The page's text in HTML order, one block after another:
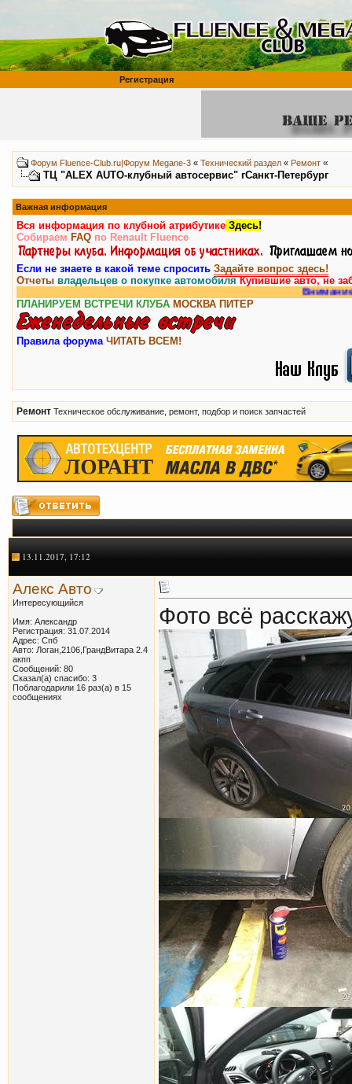
Регистрация
Форум Fluence-Club.ru|Форум Megane-3 « Технический раздел « Ремонт «
ТЦ "ALEX AUTO-клубный автосервис" гСанкт-Петербург
Важная информация
Вся информация по клубной атрибутике Здесь!
Собираем FAQ по Renault Fluence
Если не знаете в какой теме спросить Задайте вопрос здесь!
Отчеты владельцев о покупке автомобиляКупившие авто, не
Внимание, у нас есть
ПЛАНИРУЕМ ВСТРЕЧИ КЛУБА МОСКВА ПИТЕР
Правила форума ЧИТАТЬ ВСЕМ!
Ремонт Техническое обслуживание, ремонт, подбор и поиск запчастей
13.11.2017, 17:12
Алекс Авто
Интересующийся
Имя: Александр
Регистрация: 31.07.2014
Адрес: Спб
Авто: Логан,2106,ГрандВитара 2.4
акпп
Сообщений: 80
Сказал(а) спасибо: 3
Поблагодарили 16 раз(а) в 15
сообщениях
Фото всё